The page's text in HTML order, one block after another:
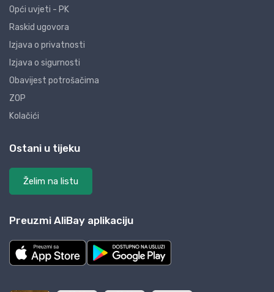
Opći uvjeti - PK
Raskid ugovora
Izjava o privatnosti
Izjava o sigurnosti
Obavijest potrošačima
ZOP
Kolačići
Ostani u tijeku
Želim na listu
Preuzmi AliBay aplikaciju